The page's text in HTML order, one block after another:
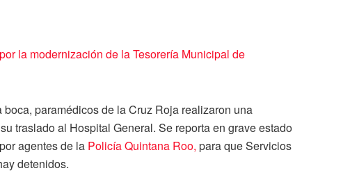
la modernización de la Tesorería Municipal de
paramédicos de la Cruz Roja realizaron una
traslado al Hospital General. Se reporta en grave estado
agentes de la Policía Quintana Roo, para que Servicios
detenidos.